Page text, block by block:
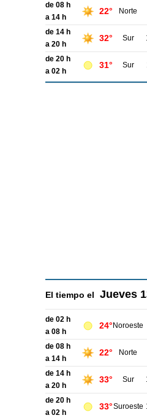
de 08 h
a 14 h
22° Norte
de 14 h
a 20 h
32° Sur
de 20 h
a 02 h
31° Sur
El tiempo el Jueves
de 02 h
a 08 h
24° Noroeste
de 08 h
a 14 h
22° Norte
de 14 h
a 20 h
33° Sur
de 20 h
a 02 h
33°Suroeste